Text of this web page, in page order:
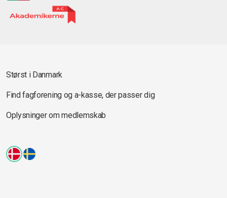
Størst i Danmark
Find fagforening og a-kasse, der passer dig
Oplysninger om medlemskab